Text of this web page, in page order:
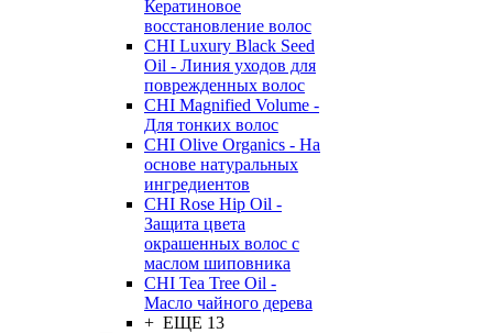
Кератиновое
восстановление волос
CHI Luxury Black Seed
Oil - Линия уходов для
поврежденных волос
CHI Magnified Volume -
Для тонких волос
CHI Olive Organics - На
основе натуральных
ингредиентов
CHI Rose Hip Oil -
Защита цвета
окрашенных волос с
маслом шиповника
CHI Tea Tree Oil -
Масло чайного дерева
+ ЕЩЕ 13